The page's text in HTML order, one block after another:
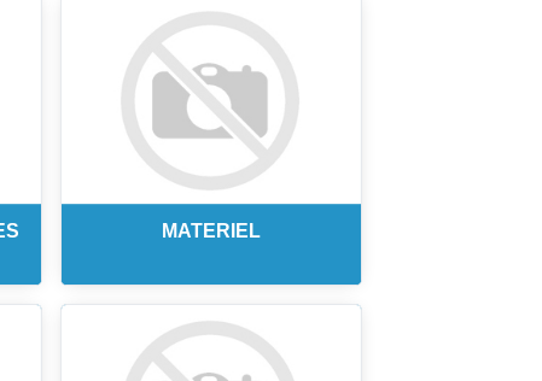
MATERIEL